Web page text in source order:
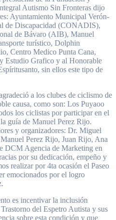
Autismo Sin Fronteras dijo
Ayuntamiento Municipal Verón-
de Discapacidad (CONADIS),
de Bávaro (AIB), Manuel
turístico, Dolphin
Centro Medico Punta Cana,
Estudio Grafico y al Honorable
sin ellos este tipo de
a los clubes de ciclismo de
causa, como son: Los Puyaoo
los ciclistas por participar en el
guía de Manuel Perez Rijo.
y organizadores: Dr. Miguel
Perez Rijo, Juan Rijo, Ana
DCM Agencia de Marketing en
por su dedicación, empeño y
realizar por 4ta ocasión el Paseo
emocionados por el logro
es incentivar la inclusión
del Espetro Autista y sus
sobre esta condición y que